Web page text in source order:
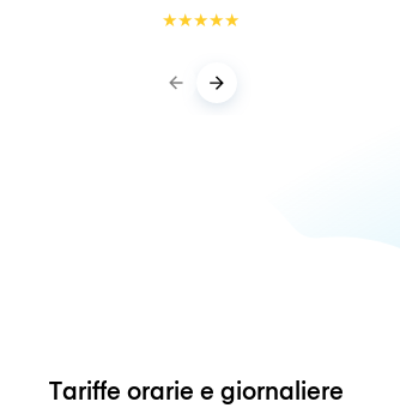
★★★★★
Tariffe orarie e giornaliere